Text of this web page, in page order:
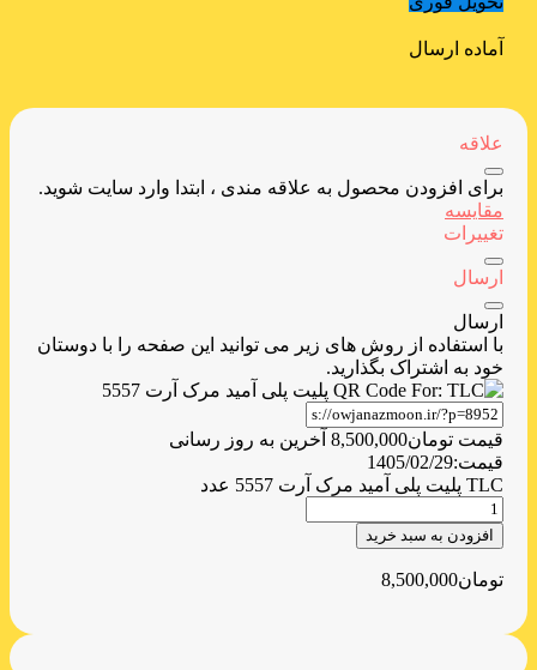
آماده ارسال
علاقه
برای افزودن محصول به علاقه مندی ، ابتدا وارد سایت شوید.
مقایسه
تغییرات
ارسال
ارسال
با استفاده از روش های زیر می توانید این صفحه را با دوستان
خود به اشتراک بگذارید.
قیمت تومان8,500,000 آخرین به روز رسانی
قیمت:1405/02/29
TLC پلیت پلی آمید مرک آرت 5557 عدد
افزودن به سبد خرید
تومان8,500,000